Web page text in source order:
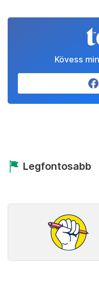
Kövess
Legfontosabb